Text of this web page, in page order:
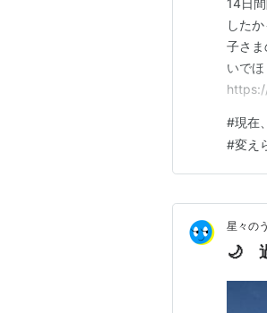
14日
した
子さ
いで
れば
職員
#現在
#変え
星々の
🌙